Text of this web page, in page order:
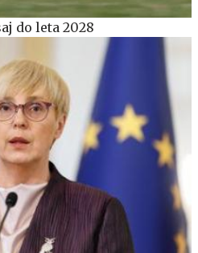
do leta 2028